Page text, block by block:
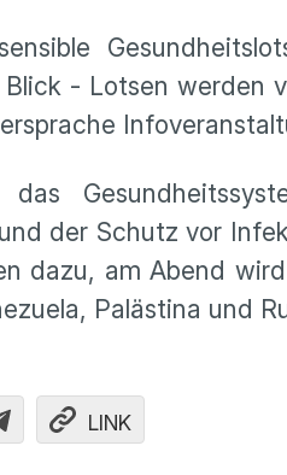
- Lotsen werden
der Schutz vor
dazu, am Abend
Palästina und
LINK